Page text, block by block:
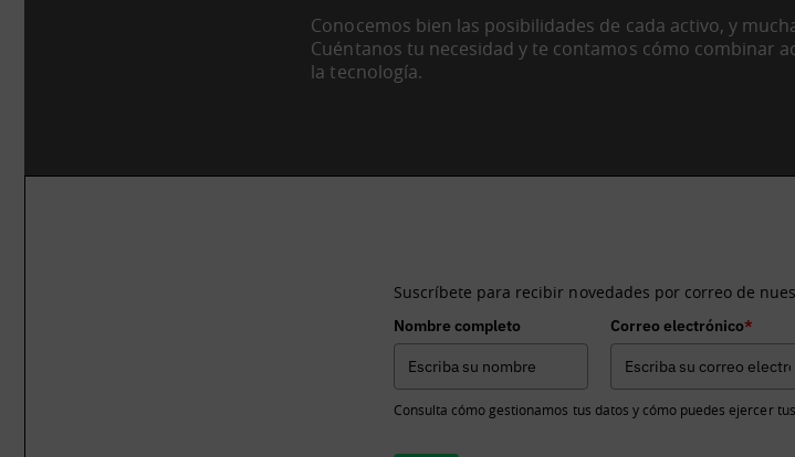
Conocemos bien las posibilidades de cada activo, y
Cuéntanos tu necesidad y te contamos cómo combinar
la tecnología.
Suscríbete para recibir novedades por correo de
Nombre completo Correo electrónico*
Consulta cómo gestionamos tus datos y cómo puedes ejercer